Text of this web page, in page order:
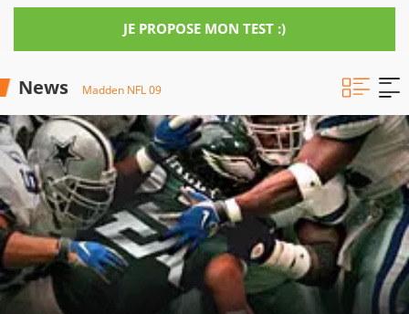
JE PROPOSE MON TEST :)
News Madden NFL 09